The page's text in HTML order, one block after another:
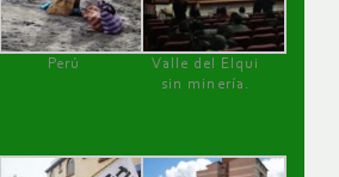
Perú
Valle del Elqui
sin minería.